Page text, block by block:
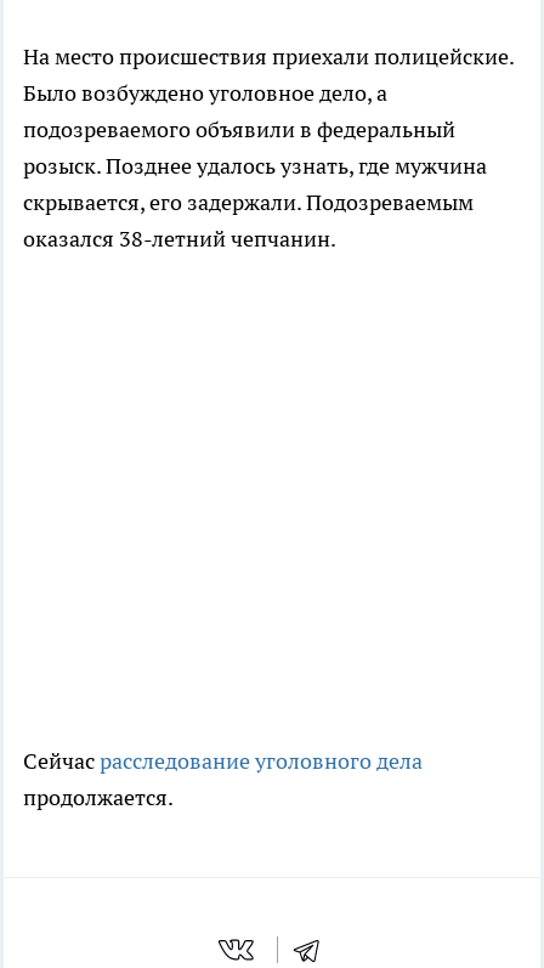
На место происшествия приехали полицейские.
Было возбуждено уголовное дело, а
подозреваемого объявили в федеральный
розыск. Позднее удалось узнать, где мужчина
скрывается, его задержали. Подозреваемым
оказался 38-летний чепчанин.
Сейчасрасследование уголовного дела
продолжается.